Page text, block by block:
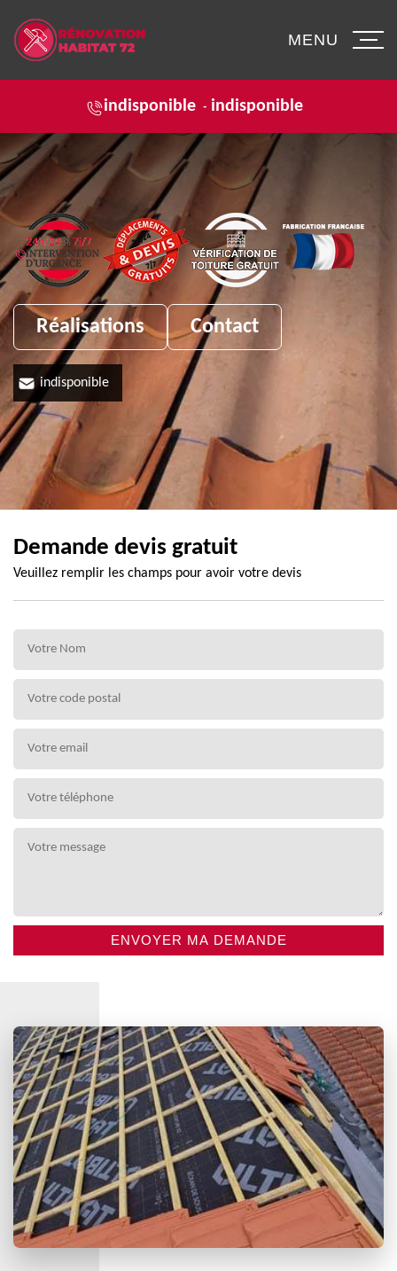
indisponible - indisponible
MENU
Réalisations Contact
indisponible
Demande devis gratuit
Veuillez remplir les champs pour avoir votre devis